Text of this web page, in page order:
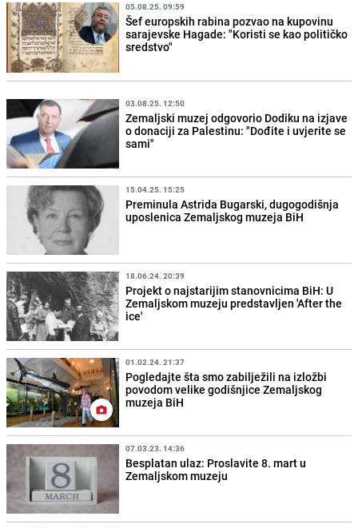
05.08.25. 09:59
Šef europskih rabina pozvao na kupovinu
sarajevske Hagade: "Koristi se kao političko
sredstvo"
03.08.25. 12:50
Zemaljski muzej odgovorio Dodiku na izjave
o donaciji za Palestinu: "Dođite i uvjerite se
sami"
15.04.25. 15:25
Preminula Astrida Bugarski, dugogodišnja
uposlenica Zemaljskog muzeja BiH
18.06.24. 20:39
Projekt o najstarijim stanovnicima BiH: U
Zemaljskom muzeju predstavljen 'After the
ice'
01.02.24. 21:37
Pogledajte šta smo zabilježili na izložbi
povodom velike godišnjice Zemaljskog
muzeja BiH
07.03.23. 14:36
Besplatan ulaz: Proslavite 8. mart u
Zemaljskom muzeju